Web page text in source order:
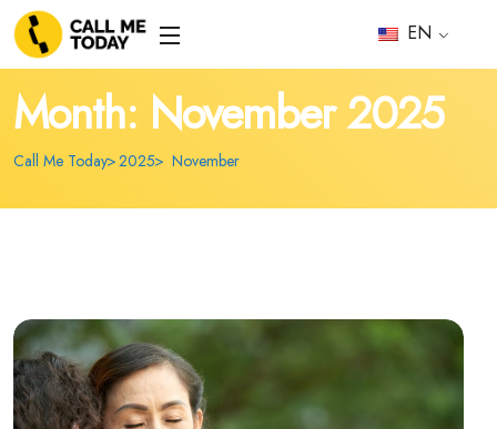
EN
Month: November 2025
Call Me Today 2025 November